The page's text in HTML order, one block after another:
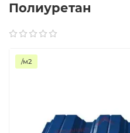
Полиуретан
/м2